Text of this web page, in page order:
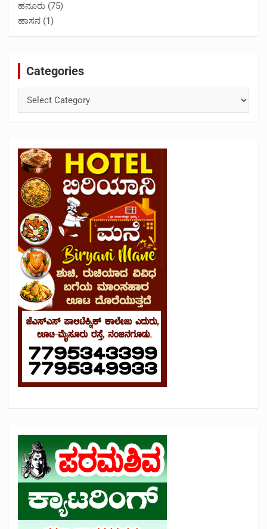
ಹನೂರು (75)
ಹಾಸನ (1)
Categories